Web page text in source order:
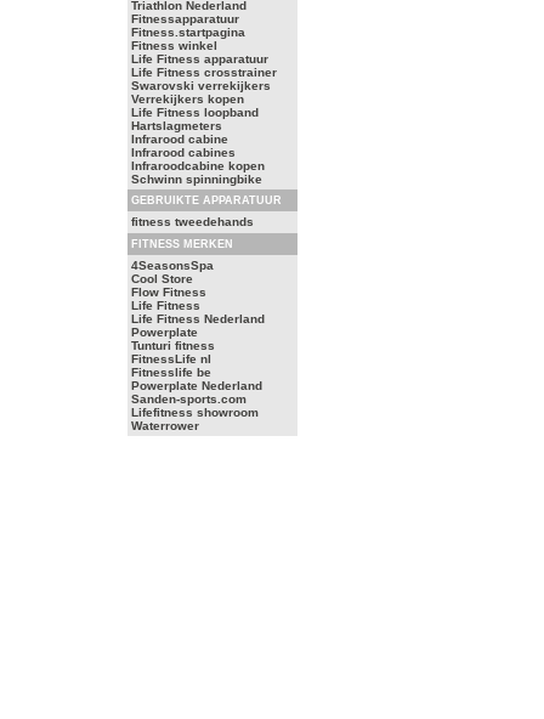
Triathlon Nederland
Fitnessapparatuur
Fitness.startpagina
Fitness winkel
Life Fitness apparatuur
Life Fitness crosstrainer
Swarovski verrekijkers
Verrekijkers kopen
Life Fitness loopband
Hartslagmeters
Infrarood cabine
Infrarood cabines
Infraroodcabine kopen
Schwinn spinningbike
GEBRUIKTE APPARATUUR
fitness tweedehands
FITNESS MERKEN
4SeasonsSpa
Cool Store
Flow Fitness
Life Fitness
Life Fitness Nederland
Powerplate
Tunturi fitness
FitnessLife nl
Fitnesslife be
Powerplate Nederland
Sanden-sports.com
Lifefitness showroom
Waterrower